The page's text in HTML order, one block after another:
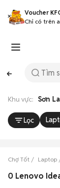
Voucher
Chỉ có trên
Khu vực: Sơn La
Lọc
Chợ Tốt Laptop
0 Lenovo